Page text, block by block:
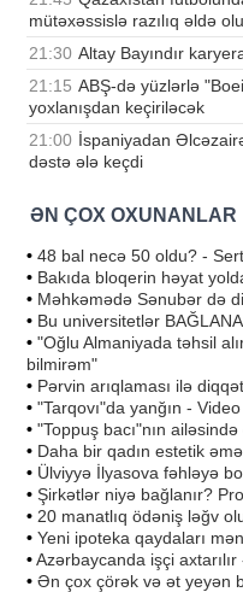
mütəxəssislə razılıq əldə
21:30 Altay Bayındır
21:15 ABŞ-də yüzlərlə
yoxlanışdan keçiriləcək
21:00 İspaniyadan
dəstə ələ keçdi
ƏN ÇOX OXUNANLAR
• 48 bal necə 50 oldu? -
• Bakıda bloqerin həyat
• Məhkəmədə Sənubər də
• Bu universitetlər
• "Oğlu Almaniyada təhsil
bilmirəm"
• Pərvin arıqlaması ilə
• "Tarqovı"da yanğın -
• "Toppuş bacı"nın
• Daha bir qadın estetik
• Ülviyyə İlyasova fəhləyə
• Şirkətlər niyə bağlanır?
• 20 manatlıq ödəniş ləğv
• Yeni ipoteka qaydaları
•Azərbaycanda işçi
• Ən çox çörək və ət yeyən